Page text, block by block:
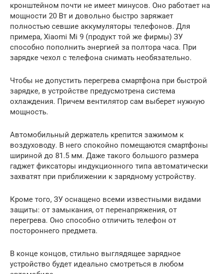
кронштейном почти не имеет минусов. Оно работает на
мощности 20 Вт и довольно быстро заряжает
полностью севшие аккумуляторы телефонов. Для
примера, Xiaomi Mi 9 (продукт той же фирмы) ЗУ
способно пополнить энергией за полтора часа. При
зарядке чехол с телефона снимать необязательно.
Чтобы не допустить перегрева смартфона при быстрой
зарядке, в устройстве предусмотрена система
охлаждения. Причем вентилятор сам выберет нужную
мощность.
Автомобильный держатель крепится зажимом к
воздуховоду. В него спокойно помещаются смартфоны
шириной до 81.5 мм. Даже такого большого размера
гаджет фиксаторы индукционного типа автоматически
захватят при приближении к зарядному устройству.
Кроме того, ЗУ оснащено всеми известными видами
защиты: от замыкания, от перенапряжения, от
перегрева. Оно способно отличить телефон от
постороннего предмета.
В конце концов, стильно выглядящее зарядное
устройство будет идеально смотреться в любом